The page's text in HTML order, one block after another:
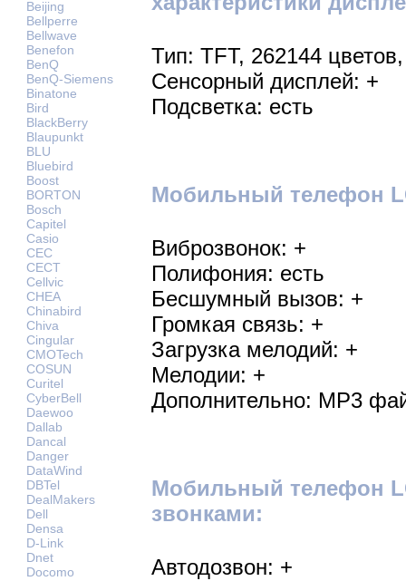
Beijing
Bellperre
Bellwave
Benefon
BenQ
BenQ-Siemens
Binatone
Bird
BlackBerry
Blaupunkt
BLU
Bluebird
Boost
BORTON
Bosch
Capitel
Casio
CEC
CECT
Cellvic
CHEA
Chinabird
Chiva
Cingular
CMOTech
COSUN
Curitel
CyberBell
Daewoo
Dallab
Dancal
Danger
DataWind
DBTel
DealMakers
Dell
Densa
D-Link
Dnet
Docomo
Тип: TFT, 262144
Сенсорный дисплей: +
Подсветка: есть
Мобильный телефон
Виброзвонок: +
Полифония: есть
Бесшумный вызов: +
Громкая связь: +
Загрузка мелодий: +
Мелодии: +
Дополнительно: MP3
Мобильный телефон
звонками:
Автодозвон: +